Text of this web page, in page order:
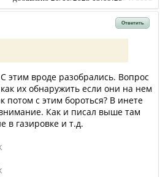
Ответить
этим вроде разобрались. Вопрос
их обнаружить если они на нем
потом с этим бороться? В инете
Как и писал выше там
в газировке и т.д.